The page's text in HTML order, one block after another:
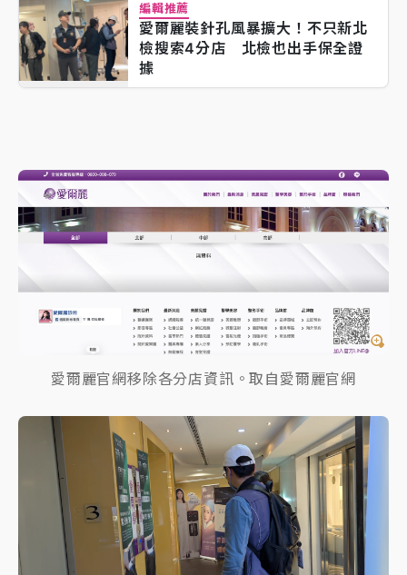
編輯推薦
愛爾麗裝針孔風暴擴大！不只新北
檢搜索4分店 北檢也出手保全證
據
愛爾麗官網移除各分店資訊。取自愛爾麗官網